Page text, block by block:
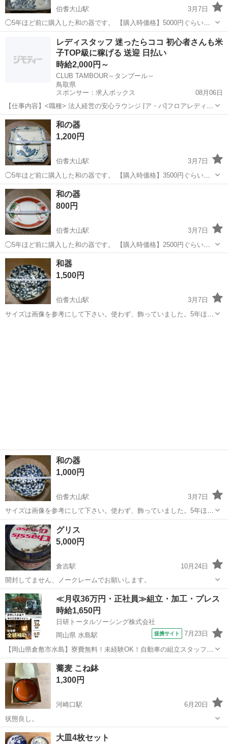
伯耆大山駅
3月7日
◯5年ほど前に購入した和の器です。 【購入時価格】5000円ぐらい
【サイズ】画像を参考にして下さい。 【傷などの状態】とくに目立っ
た傷はありません。 【アピールポイント】状態はいいのでまだまだ使
えます！ （早いもの勝ちで...
伯耆大山駅 食器 状態
レディスタッフ 迷ったらココ 初心者さんも米
子TOP級に稼げる 送迎 日払い
時給2,000円～
CLUB TAMBOUR～タンブール～
鳥取県
スポンサー：求人ボックス
08月06日
【仕事内容】<職種> 法人経営の安心ラウンジ [ア・パ]フロアレディ・
カウンターレディ(ナイトワーク系) <雇用形態> アルバイト・パート <
給与> [ア・パ]時給2,000円～ <フロアレディ> 米子で 「どこが本当に
稼げるの?...
アルバイト・パート
和の器
1,200円
伯耆大山駅
3月7日
◯5年ほど前に購入した和の器です。 【購入時価格】3500円ぐらい
【サイズ】画像を参考にして下さい。 【傷などの状態】とくに目立っ
た傷はありません。 【アピールポイント】状態はいいのでまだまだ使
え （早いもの勝ちではありま...
鳥取 米子市 伯耆大山駅
和の器
800円
伯耆大山駅
3月7日
◯5年ほど前に購入した和の器です。 【購入時価格】2500円ぐらい
【サイズ】画像を参考にして下さい。 【傷などの状態】とくに目立っ
た傷はありません。 【アピールポイント】状態はいいのでまだまだ使
えます！ （早いもの勝ちでは...
鳥取 米子市 伯耆大山駅
和器
1,500円
伯耆大山駅
3月7日
サイズは画像を参考にして下さい。使わず、飾っていました。5年ほど
和の器
1,000円
伯耆大山駅
3月7日
サイズは画像を参考にして下さい。使わず、飾っていました。5年ほど
前に購入した和の器です。 【購入時価格】◯◯2200円ぐらい 【傷な
どの状態】とくに目立った傷はありません。 【アピールポイント】状
態はいいのでまだまだ使 （...
鳥取 米子市 伯耆大山駅
グリス
5,000円
倉吉駅
10月24日
開封してません、ノークレームでお願いします。
鳥取 倉吉市 倉吉駅 食器 グリス
≪月収36万円・正社員≫組立・加工・プレス
時給1,650円
日研トータルソーシング株式会社
岡山県 水島駅
提携サイト 7月23日
【岡山県倉敷市水島】寮費無料！未経験OK！自動車の組立スタッフ
《お仕事No.NS0089》 お仕事について 車の組立作業です。専用レール
に乗って流れてくる車の骨組みに、車内外の各部品・ハンドル・足回
り・ドア・シートなどの各...
岡山 倉敷市 水島駅
蕎麦 こね鉢
1,300円
河崎口駅
6月20日
状態良し。
鳥取 米子市 河崎口駅
大皿4枚セット